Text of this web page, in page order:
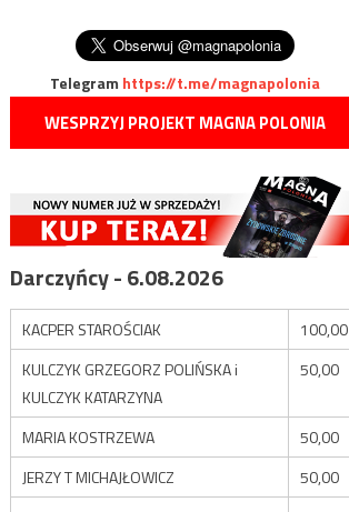
Telegram https://t.me/magnapolonia
WESPRZYJ PROJEKT MAGNA POLONIA
Darczyńcy - 6.08.2026
KACPER STAROŚCIAK
100,00
KULCZYK GRZEGORZ POLIŃSKA i
KULCZYK KATARZYNA
50,00
MARIA KOSTRZEWA
50,00
JERZY T MICHAJŁOWICZ
50,00